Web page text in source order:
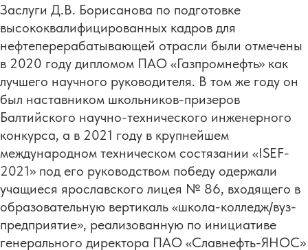
Заслуги Д.В. Борисанова по подготовке
высококвалифицированных кадров для
нефтеперерабатывающей отрасли были отмечены
в 2020 году дипломом ПАО «Газпромнефть» как
лучшего научного руководителя. В том же году он
был наставником школьников-призеров
Балтийского научно-технического инженерного
конкурса, а в 2021 году в крупнейшем
международном техническом состязании «ISEF-
2021» под его руководством победу одержали
учащиеся ярославского лицея № 86, входящего в
образовательную вертикаль «школа-колледж/вуз-
предприятие», реализованную по инициативе
генерального директора ПАО «Славнефть-ЯНОС»